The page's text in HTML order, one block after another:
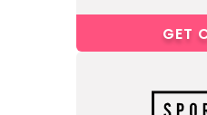
GET